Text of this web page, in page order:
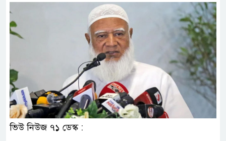
ভিউ নিউজ ৭১ ডেস্ক :